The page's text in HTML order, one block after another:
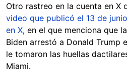
Otro rastreo en la cuenta en X
video que publicó el 13 de
en X, en el que menciona que
Biden arrestó a Donald Trump
le tomaron las huellas
Miami.